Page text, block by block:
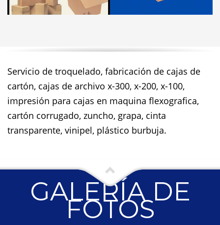
Servicio de troquelado, fabricación de cajas de
cartón, cajas de archivo x-300, x-200, x-100,
impresión para cajas en maquina flexografica,
cartón corrugado, zuncho, grapa, cinta
transparente, vinipel, plástico burbuja.
GALERÍA DE
FOTOS